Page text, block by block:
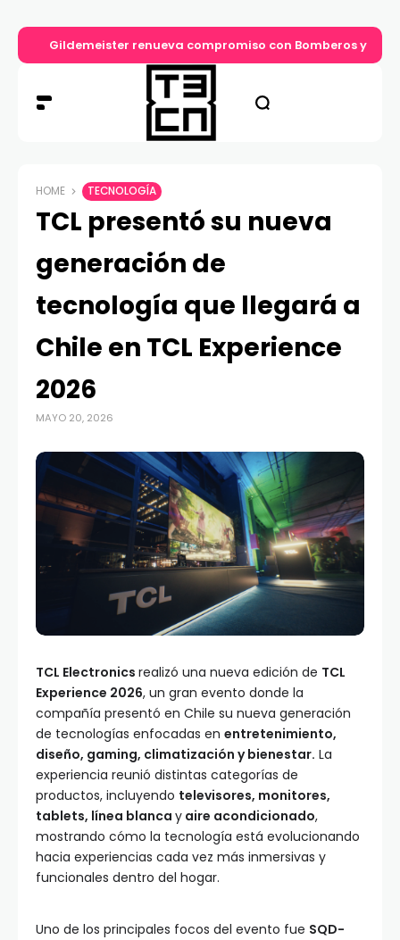
Gildemeister renueva compromiso con Bomberos y
HOME TECNOLOGÍA
TCL presentó su nueva
generación de
tecnología que llegará a
Chile en TCL Experience
2026
MAYO 20, 2026
TCL Electronics realizó una nueva edición de TCL
Experience 2026, un gran evento donde la
compañía presentó en Chile su nueva generación
de tecnologías enfocadas en entretenimiento,
diseño, gaming, climatización y bienestar. La
experiencia reunió distintas categorías de
productos, incluyendo televisores, monitores,
tablets, línea blanca y aire acondicionado,
mostrando cómo la tecnología está evolucionando
hacia experiencias cada vez más inmersivas y
funcionales dentro del hogar.
Uno de los principales focos del evento fue SQD-